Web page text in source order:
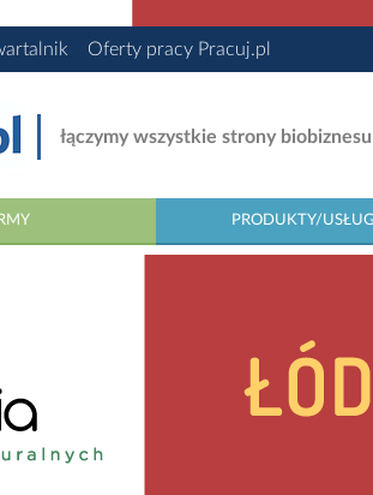
Oferty pracy Pracuj.pl
łączymy wszystkie strony biobiznesu
PRODUKTY/USŁUGI